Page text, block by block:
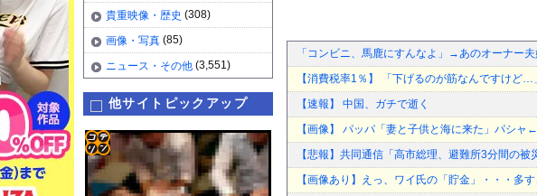
貴重映像・歴史 (308)
画像・写真 (85)
ニュース・その他 (3,551)
他サイトピックアップ
コテ
リン
「コンビニ、馬鹿にすんなよ」→あのオーナー
【消費税率1％】 「下げるのが筋なんですけど
【速報】 中国、ガチで逝く
【画像】 パッパ「妻と子供と海に来た」パシ
【悲報】共同通信「高市総理、避難所3分間の
【画像あり】えっ、ワイ氏の「貯金」・・・多